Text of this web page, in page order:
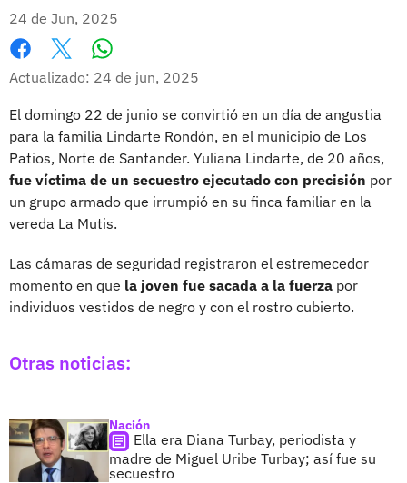
24 de Jun, 2025
Facebook
X
Actualizado: 24 de jun, 2025
El domingo 22 de junio se convirtió en un día de angustia
para la familia Lindarte Rondón, en el municipio de Los
Patios, Norte de Santander. Yuliana Lindarte, de 20 años,
fue víctima de un secuestro ejecutado con precisión por
un grupo armado que irrumpió en su finca familiar en la
vereda La Mutis.
Las cámaras de seguridad registraron el estremecedor
momento en que la joven fue sacada a la fuerza por
individuos vestidos de negro y con el rostro cubierto.
Otras noticias:
Nación
Ella era Diana Turbay, periodista y
madre de Miguel Uribe Turbay; así fue su
secuestro